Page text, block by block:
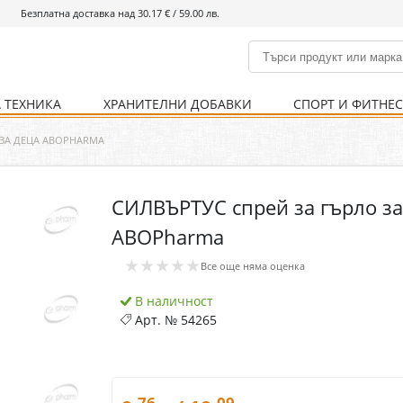
Безплатна доставка над 30.17 € / 59.00 лв.
% Хранителни добавки
Болно гърло
Кости и стави Нервна система
Храносмилателна
Хомеопатия
Инхалатори
ХРАНИТЕЛНИ ДОБАВКИ
Кости и стави
СПОРТ И ФИТНЕС
Храни и напитки
Детска козметика
Уреди
Хигиена на тялото
ДЕЦА ABOPHARMA
СИЛВЪРТУС спрей за гърло
ABOPharma
★★★★★ Все още няма оценка
В наличност
Арт. № 54265